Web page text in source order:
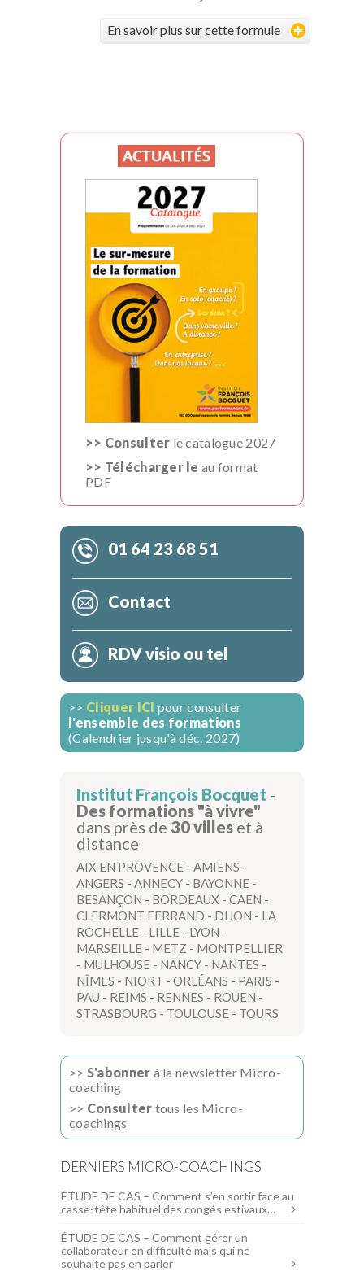
En savoir plus sur cette formule
>> Consulter le catalogue 2027
>> Télécharger le au format
PDF
01 64 23 68 51
Contact
RDV visio ou tel
>> Cliquer ICI pour consulter
l'ensemble des formations
(Calendrier jusqu'à déc. 2027)
Institut François Bocquet -
Des formations "à vivre"
dans près de 30 villes et à
distance
AIX EN PROVENCE - AMIENS -
ANGERS - ANNECY - BAYONNE -
BESANÇON - BORDEAUX - CAEN -
CLERMONT FERRAND - DIJON - LA
ROCHELLE - LILLE - LYON -
MARSEILLE - METZ - MONTPELLIER
- MULHOUSE - NANCY - NANTES -
NÎMES - NIORT - ORLÉANS - PARIS -
PAU - REIMS - RENNES - ROUEN -
STRASBOURG - TOULOUSE - TOURS
>> S'abonner à la newsletter Micro-
coaching
>> Consulter tous les Micro-
coachings
DERNIERS MICRO-COACHINGS
ÉTUDE DE CAS – Comment s’en sortir face au
casse-tête habituel des congés estivaux…
ÉTUDE DE CAS – Comment gérer un
collaborateur en difficulté mais qui ne
souhaite pas en parler